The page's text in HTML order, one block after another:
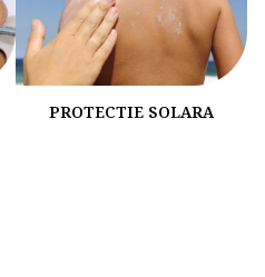
PROTECTIE SOLARA